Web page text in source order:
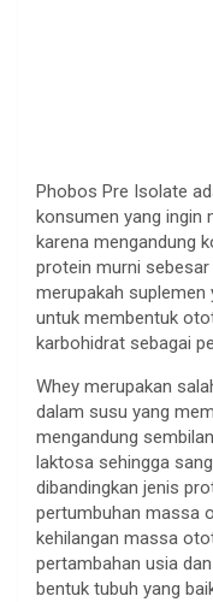
Phobos Pre Isolate
konsumen yang ingin
karena mengandung
protein murni sebesar
merupakah suplemen
untuk membentuk
karbohidrat sebagai
Whey merupakan
dalam susu yang
mengandung
laktosa sehingga
dibandingkan jenis
pertumbuhan massa
kehilangan massa
pertambahan usia
bentuk tubuh yang